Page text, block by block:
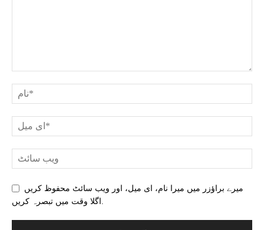
میرے براؤزر میں میرا نام، ای میل، اور ویب سائٹ محفوظ کریں